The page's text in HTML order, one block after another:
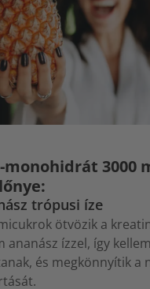
3000
trópusi íze
ötvözik a
ananász ízzel, így
és megkönnyítik a